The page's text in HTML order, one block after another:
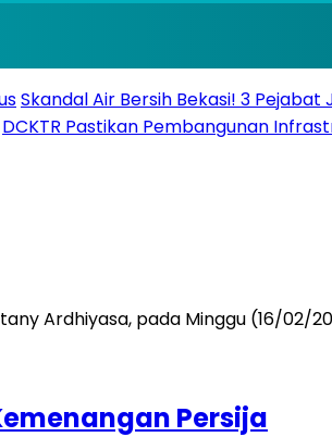
Skandal Air Bersih Bekasi! 3 Pejabat
DCKTR Pastikan Pembangunan
Persija